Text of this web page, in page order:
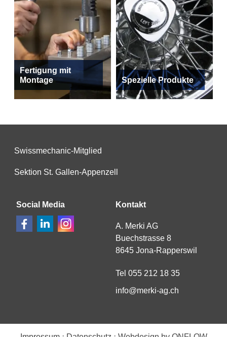
Fertigung mit
Montage
Spezielle Produkte
Swissmechanic-Mitglied
Sektion St. Gallen-Appenzell
Social Media Kontakt
A. Merki AG
Buechstrasse 8
8645 Jona-Rapperswil
Tel 055 212 18 35
nf m rk - g ch